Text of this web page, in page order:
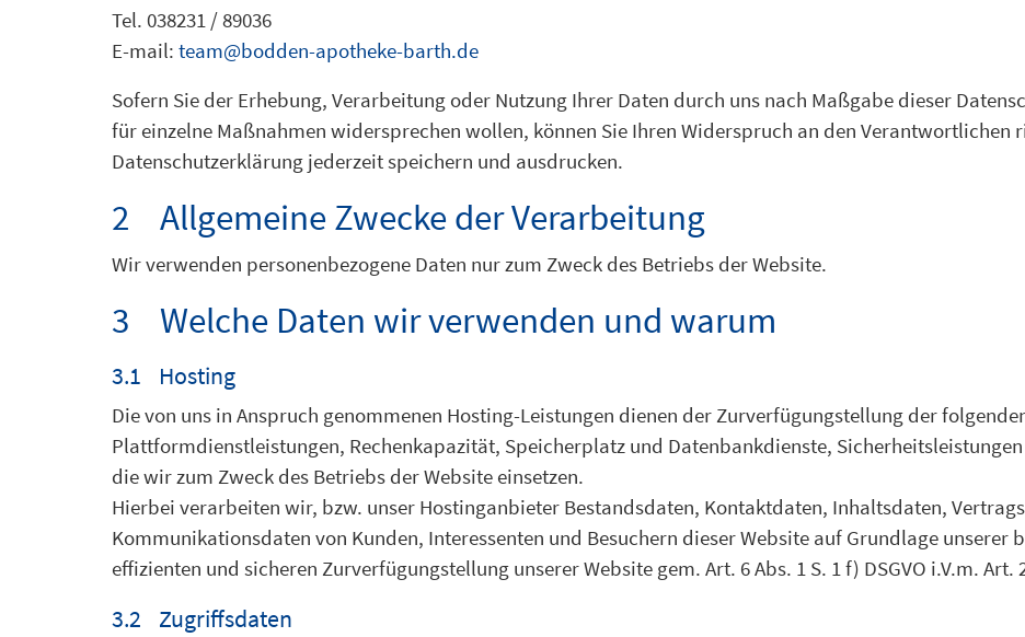
Tel. 038231 / 89036
E-mail: team@bodden-apotheke-barth.de
Sofern Sie der Erhebung, Verarbeitung oder Nutzung Ihrer Daten durch uns nach Maßgabe dieser
für einzelne Maßnahmen widersprechen wollen, können Sie Ihren Widerspruch an den Verantwortlichen
Datenschutzerklärung jederzeit speichern und ausdrucken.
2 Allgemeine Zwecke der Verarbeitung
Wir verwenden personenbezogene Daten nur zum Zweck des Betriebs der Website.
3 Welche Daten wir verwenden und warum
3.1 Hosting
Die von uns in Anspruch genommenen Hosting-Leistungen dienen der Zurverfügungstellung der
Plattformdienstleistungen, Rechenkapazität, Speicherplatz und Datenbankdienste,
die wir zum Zweck des Betriebs der Website einsetzen.
Hierbei verarbeiten wir, bzw. unser Hostinganbieter Bestandsdaten, Kontaktdaten, Inhaltsdaten,
Kommunikationsdaten von Kunden, Interessenten und Besuchern dieser Website auf Grundlage unserer
effizienten und sicheren Zurverfügungstellung unserer Website gem. Art. 6 Abs. 1 S. 1 f) DSGVO i.V.m. Art.
3.2 Zugriffsdaten